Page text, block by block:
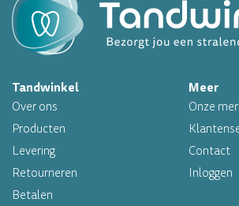
Op werkdagen voor 16.00 uur
Professioneel
Altijd op voorraad
Tandwinkel
Over ons
Producten
Levering
Retourneren
Betalen
Meer
Onze
Contact
Inloggen